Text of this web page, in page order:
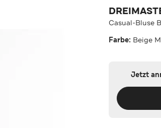
Casual-Bluse
Farbe: Beige
Jetzt